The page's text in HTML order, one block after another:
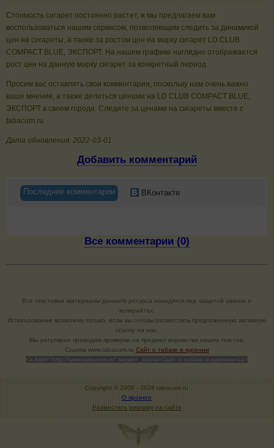
Стоимость сигарет постоянно растет, и мы предлагаем вам
воспользоваться нашим сервисом, позволяющим следить за динамикой
цен на сигареты, а также за ростом цен на марку сигарет LD CLUB
COMPACT BLUE, ЭКСПОРТ. На нашем графике наглядно отображается
рост цен на данную марку сигарет за конкретный период.
Просим вас оставлять свои комментарии, поскольку нам очень важно
ваше мнение, а также делиться ценами на LD CLUB COMPACT BLUE,
ЭКСПОРТ в своем городе. Следите за ценами на сигареты вместе с
tabacum.ru
Дата обновления: 2022-03-01
Добавить комментарий
Последние комментарии ВКонтакте
Все комментарии (0)
Все текстовые материалы данного ресурса находятся под защитой закона о
копирайтах.
Использование возможно только, если вы готовы разместить предложенную активную
ссылку на нас.
Мы регулярно проводим проверки на предмет воровства наших текстов.
Cсылка www.tabacum.ru Сайт о табаке и курении
<a href="http://www.tabacum.ru" target=_blank>Сайт о табаке и курении</a>
Copyright © 2006 - 2026 tabacum.ru
О проекте
Разместить рекламу на сайте